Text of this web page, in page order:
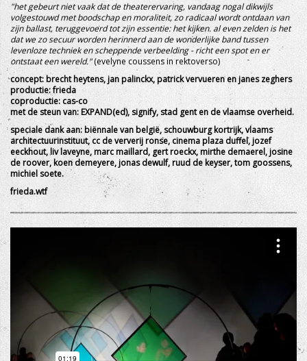
"het gebeurt niet vaak dat de theaterervaring, vandaag nogal dikwijls
volgestouwd met boodschap en moraliteit, zo radicaal wordt ontdaan van
zijn ballast, teruggevoerd tot zijn essentie: het kijken. al even zelden is het
dat we zo secuur worden herinnerd aan de wonderlijke band tussen
levenloze techniek en scheppende verbeelding - richt een spot en er
ontstaat een wereld."(evelyne coussens in rektoverso)
concept: brecht heytens, jan palinckx, patrick vervueren en janes zeghers
productie: frieda
coproductie: cas-co
met de steun van: EXPAND(ed), signify, stad gent en de vlaamse overheid.
speciale dank aan: biënnale van belgië, schouwburg kortrijk, vlaams
architectuurinstituut, cc de ververij ronse, cinema plaza duffel, jozef
eeckhout, liv laveyne, marc maillard, gert roeckx, mirthe demaerel, josine
de roover, koen demeyere, jonas dewulf, ruud de keyser, tom goossens,
michiel soete.
frieda.wtf